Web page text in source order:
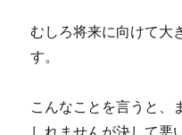
むしろ将来に向けて大
す。
こんなことを言うと、